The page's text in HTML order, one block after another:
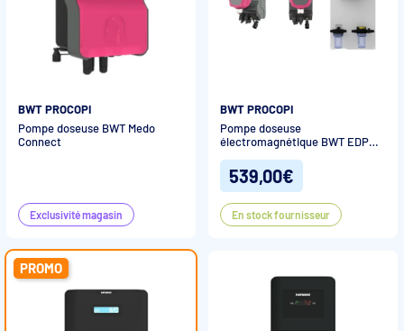
BWT PROCOPI
Pompe doseuse BWT Medo
Connect
Exclusivité magasin
BWT PROCOPI
Pompe doseuse
électromagnétique BWT EDP
539,00€
En stock fournisseur
PROMO